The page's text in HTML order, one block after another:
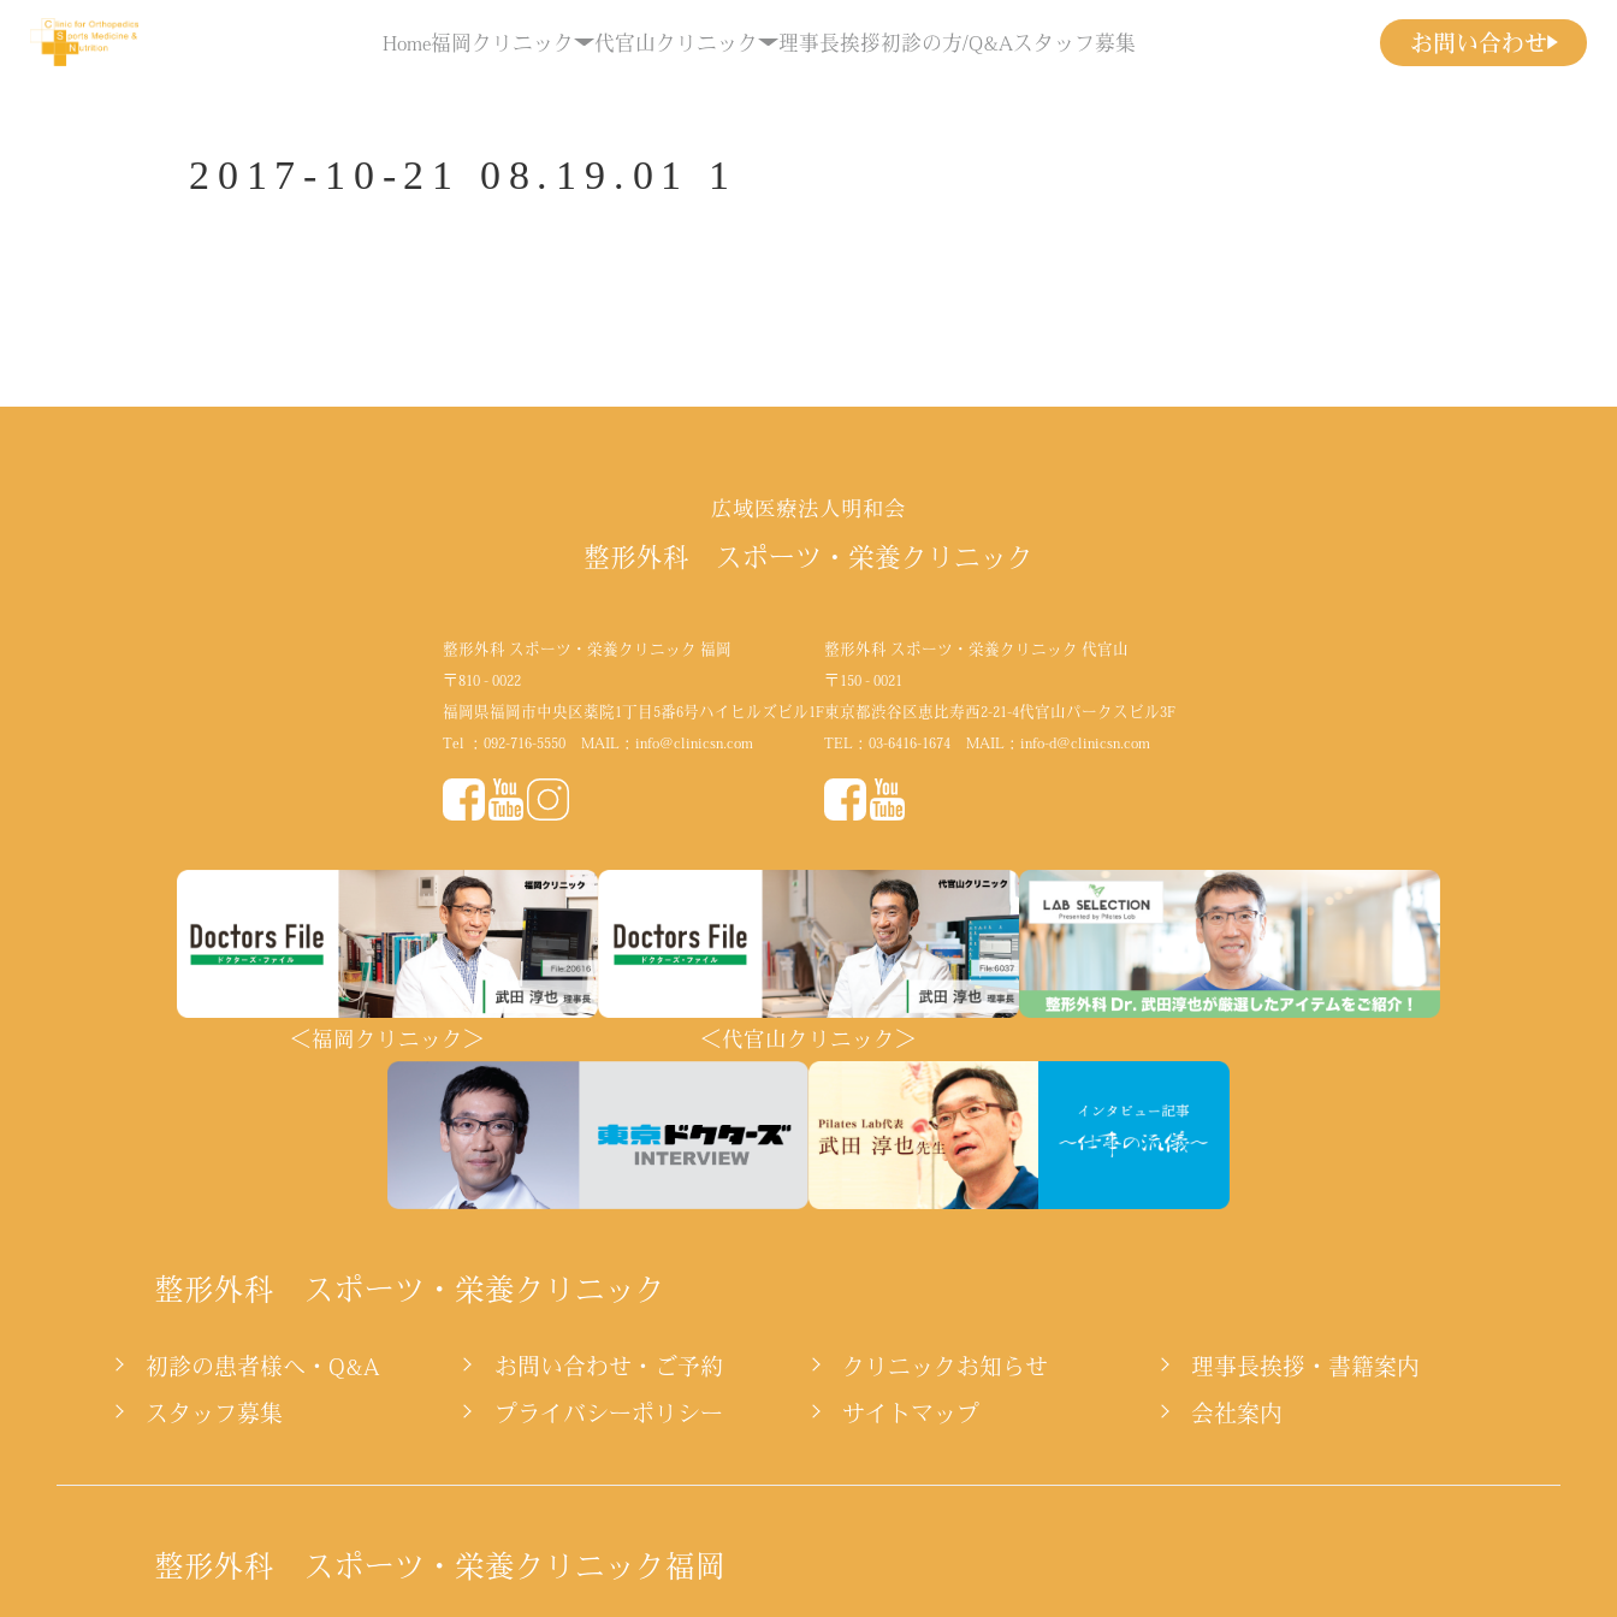
Home福岡クリニック 代官山クリニック 理事長挨拶初診の方/Q&A スタッフ募集 お問い合わせ
2017-10-21 08.19.01 1
広域医療法人明和会
整形外科 スポーツ・栄養クリニック
整形外科 スポーツ・栄養クリニック 福岡
〒810 - 0022
福岡県福岡市中央区薬院1丁目5番6号ハイヒルズビル1F
Tel ： 092-716-5550MAIL： info@clinicsn.com
整形外科 スポーツ・栄養クリニック 代官山
〒150 - 0021
東京都渋谷区恵比寿西2-21-4代官山パークスビル3F
TEL： 03-6416-1674MAIL： info-d@clinicsn.com
＜福岡クリニック＞ ＜代官山クリニック＞
整形外科 スポーツ・栄養クリニック
初診の患者様へ・Q&A お問い合わせ・ご予約 クリニックお知らせ 理事長挨拶・書籍案内
スタッフ募集 プライバシーポリシー サイトマップ 会社案内
整形外科 スポーツ・栄養クリニック福岡